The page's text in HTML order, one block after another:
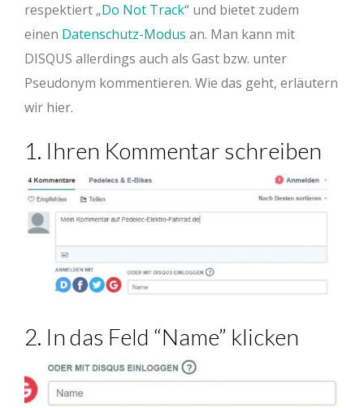
respektiert „Do Not Track“ und bietet zudem
einen Datenschutz-Modus an. Man kann mit
DISQUS allerdings auch als Gast bzw. unter
Pseudonym kommentieren. Wie das geht, erläutern
wir hier.
1. Ihren Kommentar schreiben
2. In das Feld “Name” klicken